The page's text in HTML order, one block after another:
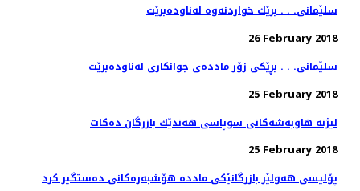
سلێمانی. . . برێك خواردنه‌وه‌ له‌ناوده‌برێت
26 February 2018
سلێمانی. . . بڕێكی زۆر مادده‌ی جوانكاری له‌ناوده‌برێت
25 February 2018
لیژنه‌ هاوبه‌شه‌كانی سوپاسی هه‌ندێك بازرگان ده‌كات
25 February 2018
پۆلیسی هەولێر بازرگانێكی ماددە هۆشبەرەكانی دەستگیر كرد